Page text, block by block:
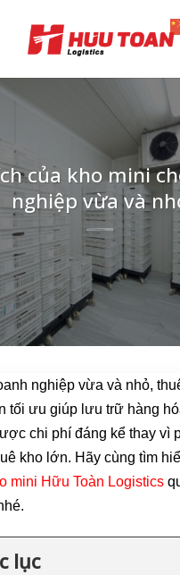
của kho mini
nghiệp vừa và
nghiệp vừa và nhỏ,
tối ưu giúp lưu trữ hàng
chi phí đáng kể thay vì
kho lớn. Hãy cùng tìm
mini Hữu Toàn Logistics
lục